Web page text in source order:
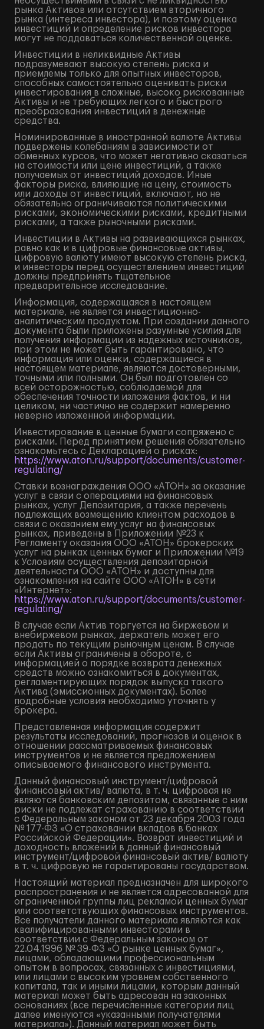
рынка Активов или отсутствием вторичного
рынка (интереса инвестора), и поэтому оценка
инвестиций и определение рисков инвестора
могут не поддаваться количественной оценке.
Инвестиции в неликвидные Активы
подразумевают высокую степень риска и
приемлемы только для опытных инвесторов,
способных самостоятельно оценивать риски
инвестирования в сложные, высоко рискованные
Активы и не требующих легкого и быстрого
преобразования инвестиций в денежные
средства.
Номинированные в иностранной валюте Активы
подвержены колебаниям в зависимости от
обменных курсов, что может негативно сказаться
на стоимости или цене инвестиций, а также
получаемых от инвестиций доходов. Иные
факторы риска, влияющие на цену, стоимость
или доходы от инвестиций, включают, но не
обязательно ограничиваются политическими
рисками, экономическими рисками, кредитными
рисками, а также рыночными рисками.
Инвестиции в Активы на развивающихся рынках,
равно как и в цифровые финансовые активы,
цифровую валюту имеют высокую степень риска,
и инвесторы перед осуществлением инвестиций
должны предпринять тщательное
предварительное исследование.
Информация, содержащаяся в настоящем
материале, не является инвестиционно-
аналитическим продуктом. При создании данного
документа были приложены разумные усилия для
получения информации из надежных источников,
при этом не может быть гарантировано, что
информация или оценки, содержащиеся в
настоящем материале, являются достоверными,
точными или полными. Он был подготовлен со
всей осторожностью, соблюдаемой для
обеспечения точности изложения фактов, и ни
целиком, ни частично не содержит намеренно
неверно изложенной информации.
Инвестирование в ценные бумаги сопряжено с
рисками. Перед принятием решения обязательно
ознакомьтесь с Декларацией о рисках:
https://www.aton.ru/support/documents/customer-
regulating/
Ставки вознаграждения ООО «АТОН» за оказание
услуг в связи с операциями на финансовых
рынках, услуг Депозитария, а также перечень
подлежащих возмещению клиентом расходов в
связи с оказанием ему услуг на финансовых
рынках, приведены в Приложении №23 к
Регламенту оказания ООО «АТОН» брокерских
услуг на рынках ценных бумаг и Приложении №19
к Условиям осуществления депозитарной
деятельности ООО «АТОН» и доступны для
ознакомления на сайте ООО «АТОН» в сети
«Интернет»:
https://www.aton.ru/support/documents/customer-
regulating/
В случае если Актив торгуется на биржевом и
внебиржевом рынках, держатель может его
продать по текущим рыночным ценам. В случае
если Активы ограничены в обороте, с
информацией о порядке возврата денежных
средств можно ознакомиться в документах,
регламентирующих порядок выпуска такого
Актива (эмиссионных документах). Более
подробные условия необходимо уточнять у
брокера.
Представленная информация содержит
результаты исследований, прогнозов и оценок в
отношении рассматриваемых финансовых
инструментов и не является предложением
описываемого финансового инструмента.
Данный финансовый инструмент/цифровой
финансовый актив/ валюта, в т. ч. цифровая не
являются банковским депозитом, связанные с ним
риски не подлежат страхованию в соответствии
с Федеральным законом от 23 декабря 2003 года
№ 177-ФЗ «О страховании вкладов в банках
Российской Федерации». Возврат инвестиций и
доходность вложений в данный финансовый
инструмент/цифровой финансовый актив/ валюту
в т. ч. цифровую не гарантированы государством.
Настоящий материал предназначен для широкого
распространения и не является адресованной для
ограниченной группы лиц рекламой ценных бумаг
или соответствующих финансовых инструментов.
Все получатели данного материала являются как
квалифицированными инвесторами в
соответствии с Федеральным законом от
22.04.1996 № 39-ФЗ «О рынке ценных бумаг»,
лицами, обладающими профессиональным
опытом в вопросах, связанных с инвестициями,
или лицами с высоким уровнем собственного
капитала, так и иными лицами, которым данный
материал может быть адресован на законных
основаниях (все перечисленные категории лиц
далее именуются «указанными получателями
материала»). Данный материал может быть